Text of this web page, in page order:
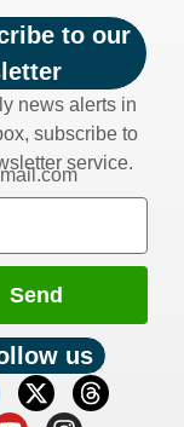
to our
news alerts in
subscribe to
service.
Send
us